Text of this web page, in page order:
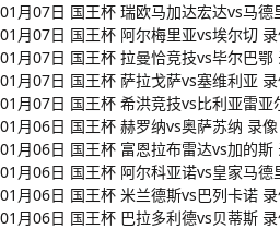
01月07日 国王杯 瑞欧马加达宏达vs马德
01月07日 国王杯 阿尔梅里亚vs埃尔切
01月07日 国王杯 拉曼恰竞技vs毕尔巴鄂
01月07日 国王杯 萨拉戈萨vs塞维利亚
01月07日 国王杯 希洪竞技vs比利亚雷亚
01月06日 国王杯 赫罗纳vs奥萨苏纳 录
01月06日 国王杯 富恩拉布雷达vs加的斯
01月06日 国王杯 阿尔科亚诺vs皇家马德
01月06日 国王杯 米兰德斯vs巴列卡诺
01月06日 国王杯 巴拉多利德vs贝蒂斯